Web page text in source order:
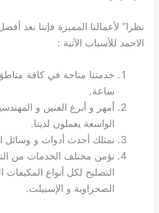
نظرا” لأعمالنا المميزة فإننا نعد
الاحمد للأسباب الآتية :
ساعة.
أمهر و أبرع الفنين و
الواسعة يعملون لدينا.
نمتلك أحدث أدوات و وسائل
نؤمن مختلف الخدمات من
التصليح لكل أنواع المكيفات
الصحراوية و الإسبيلت.